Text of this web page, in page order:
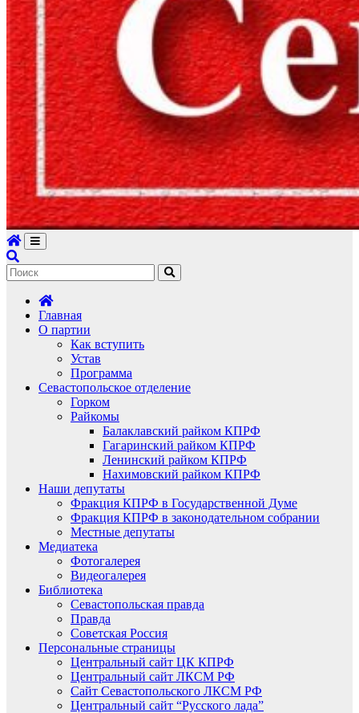
Главная
О партии
Как вступить
Устав
Программа
Севастопольское отделение
Горком
Райкомы
Балаклавский райком КПРФ
Гагаринский райком КПРФ
Ленинский райком КПРФ
Нахимовский райком КПРФ
Наши депутаты
Фракция КПРФ в Государственной Думе
Фракция КПРФ в законодательном собрании
Местные депутаты
Медиатека
Фотогалерея
Видеогалерея
Библиотека
Севастопольская правда
Правда
Советская Россия
Персональные страницы
Центральный сайт ЦК КПРФ
Центральный сайт ЛКСМ РФ
Сайт Севастопольского ЛКСМ РФ
Центральный сайт “Русского лада”